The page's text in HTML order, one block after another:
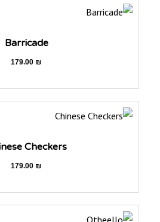
Barricade
179.00₪
Checkers
179.00₪